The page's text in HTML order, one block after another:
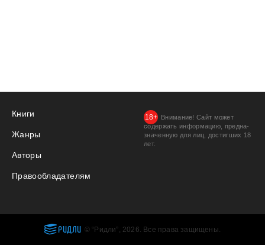
Книги
Жанры
Авторы
Правообладателям
Внимание! Сайт может
содержать информацию, предна­
значенную для лиц, дости­гших 18
лет.
РИДЛИ © “Ридли”, 2026. Все права защищены.